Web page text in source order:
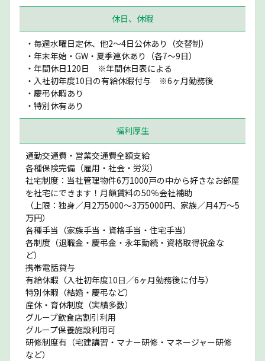
休日、休暇
・毎週水曜日定休、他2〜4日公休あり（交替制）
・年末年始・GW・夏季連休あり（各7〜9日）
・年間休日120日 ※年間休日表による
・入社初年度10日の有給休暇付与 ※6ヶ月勤務後
・慶弔休暇あり
・特別休有あり
福利厚生
通勤交通費・営業交通費全額支給
各種保険完備（雇用・社会・労災）
社宅制度：当社管理物件6万1000戸の中から好きなお部屋
を社宅にできます！月額賃料の50％会社補助
（上限：独身／月2万5000〜3万5000円、家族／月4万〜5
万円）
各種手当（家族手当・資格手当・住宅手当）
各制度（退職金・慶弔金・永年勤続・資格取得祝金な
ど）
携帯電話貸与
有給休暇（入社初年度10日／6ヶ月勤務後に付与）
特別休暇（結婚・慶弔など）
産休・育休制度（実績多数）
グループ飲食店割引利用
グループ保養施設利用可
研修制度有（宅建講習・マナー研修・マネージャー研修
など）